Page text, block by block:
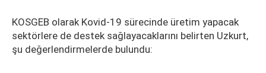
KOSGEB olarak Kovid-19 sürecinde üretim yapacak
sektörlere de destek sağlayacaklarını belirten Uzkurt,
şu değerlendirmelerde bulundu: